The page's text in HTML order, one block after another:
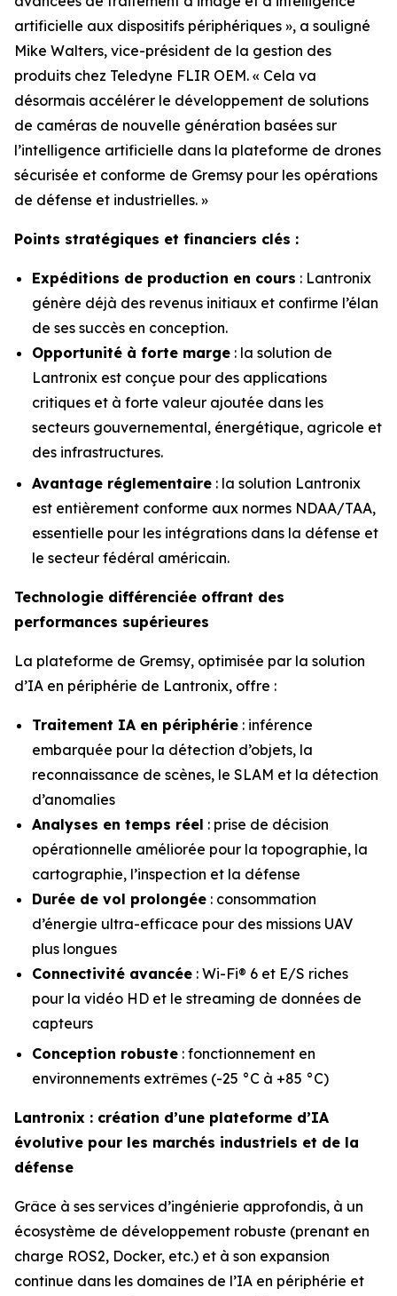
artificielle aux dispositifs périphériques », a souligné
Mike Walters, vice-président de la gestion des
produits chez Teledyne FLIR OEM. « Cela va
désormais accélérer le développement de solutions
de caméras de nouvelle génération basées sur
l’intelligence artificielle dans la plateforme de drones
sécurisée et conforme de Gremsy pour les opérations
de défense et industrielles. »
Points stratégiques et financiers clés :
Expéditions de production en cours : Lantronix
génère déjà des revenus initiaux et confirme l’élan
de ses succès en conception.
Opportunité à forte marge : la solution de
Lantronix est conçue pour des applications
critiques et à forte valeur ajoutée dans les
secteurs gouvernemental, énergétique, agricole et
des infrastructures.
Avantage réglementaire : la solution Lantronix
est entièrement conforme aux normes NDAA/TAA,
essentielle pour les intégrations dans la défense et
le secteur fédéral américain.
Technologie différenciée offrant des
performances supérieures
La plateforme de Gremsy, optimisée par la solution
d’IA en périphérie de Lantronix, offre :
Traitement IA en périphérie : inférence
embarquée pour la détection d’objets, la
reconnaissance de scènes, le SLAM et la détection
d’anomalies
Analyses en temps réel : prise de décision
opérationnelle améliorée pour la topographie, la
cartographie, l’inspection et la défense
Durée de vol prolongée : consommation
d’énergie ultra-efficace pour des missions UAV
plus longues
Connectivité avancée : Wi-Fi® 6 et E/S riches
pour la vidéo HD et le streaming de données de
capteurs
Conception robuste : fonctionnement en
environnements extrêmes (-25 °C à +85 °C)
Lantronix : création d’une plateforme d’IA
évolutive pour les marchés industriels et de la
défense
Grâce à ses services d’ingénierie approfondis, à un
écosystème de développement robuste (prenant en
charge ROS2, Docker, etc.) et à son expansion
continue dans les domaines de l’IA en périphérie et